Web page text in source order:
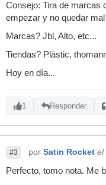
Consejo: Tira de marcas
empezar y no quedar
Marcas? Jbl, Alto, etc...
Tiendas? Plàstic,
Hoy en día...
1 Responder
#3 por Satin Rocket el
Perfecto, tomo nota. Me